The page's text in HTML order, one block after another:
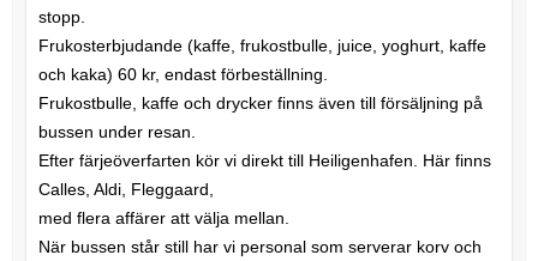
stopp.
Frukosterbjudande (kaffe, frukostbulle, juice, yoghurt, kaffe
och kaka) 60 kr, endast förbeställning.
Frukostbulle, kaffe och drycker finns även till försäljning på
bussen under resan.
Efter färjeöverfarten kör vi direkt till Heiligenhafen. Här finns
Calles, Aldi, Fleggaard,
med flera affärer att välja mellan.
När bussen står still har vi personal som serverar korv och